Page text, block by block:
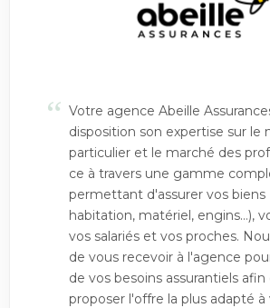
“ Votre agence Abeille
disposition son expertise sur le
particulier et le marché des
ce à travers une gamme
permettant d'assurer vos biens
habitation, matériel, engins…),
vos salariés et vos proches.
de vous recevoir à l'agence
de vos besoins assurantiels
proposer l'offre la plus adapté à